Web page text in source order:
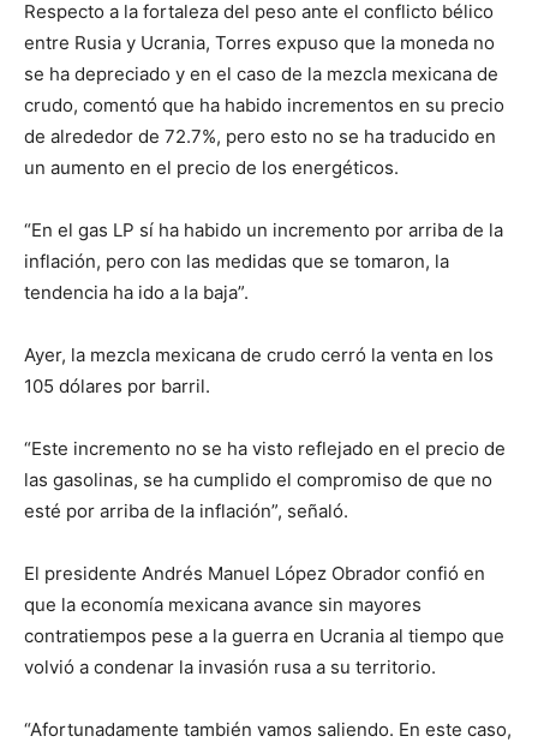
Respecto a la fortaleza del peso ante el conflicto bélico
entre Rusia y Ucrania, Torres expuso que la moneda no
se ha depreciado y en el caso de la mezcla mexicana de
crudo, comentó que ha habido incrementos en su precio
de alrededor de 72.7%, pero esto no se ha traducido en
un aumento en el precio de los energéticos.
“En el gas LP sí ha habido un incremento por arriba de la
inflación, pero con las medidas que se tomaron, la
tendencia ha ido a la baja”.
Ayer, la mezcla mexicana de crudo cerró la venta en los
105 dólares por barril.
“Este incremento no se ha visto reflejado en el precio de
las gasolinas, se ha cumplido el compromiso de que no
esté por arriba de la inflación”, señaló.
El presidente Andrés Manuel López Obrador confió en
que la economía mexicana avance sin mayores
contratiempos pese a la guerra en Ucrania al tiempo que
volvió a condenar la invasión rusa a su territorio.
“Afortunadamente también vamos saliendo. En este caso,